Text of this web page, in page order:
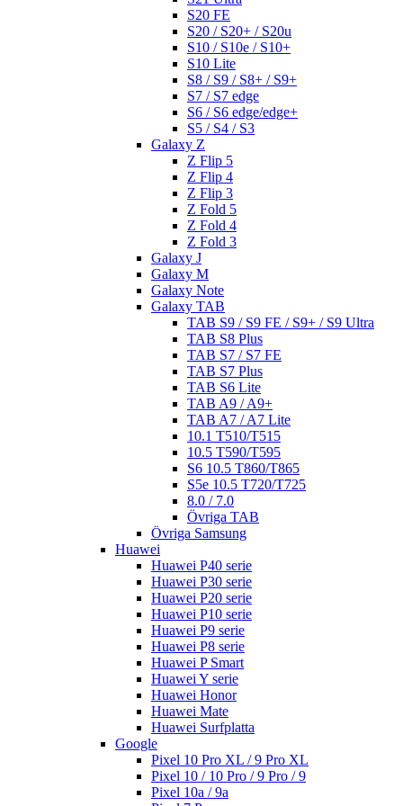
S20 FE
S20 / S20+ / S20u
S10 / S10e / S10+
S10 Lite
S8 / S9 / S8+ / S9+
S7 / S7 edge
S6 / S6 edge/edge+
S5 / S4 / S3
Galaxy Z
Z Flip 5
Z Flip 4
Z Flip 3
Z Fold 5
Z Fold 4
Z Fold 3
Galaxy J
Galaxy M
Galaxy Note
Galaxy TAB
TAB S9 / S9 FE / S9+ / S9 Ultra
TAB S8 Plus
TAB S7 / S7 FE
TAB S7 Plus
TAB S6 Lite
TAB A9 / A9+
TAB A7 / A7 Lite
10.1 T510/T515
10.5 T590/T595
S6 10.5 T860/T865
S5e 10.5 T720/T725
8.0 / 7.0
Övriga TAB
Övriga Samsung
Huawei
Huawei P40 serie
Huawei P30 serie
Huawei P20 serie
Huawei P10 serie
Huawei P9 serie
Huawei P8 serie
Huawei P Smart
Huawei Y serie
Huawei Honor
Huawei Mate
Huawei Surfplatta
Google
Pixel 10 Pro XL / 9 Pro XL
Pixel 10 / 10 Pro / 9 Pro / 9
Pixel 10a / 9a